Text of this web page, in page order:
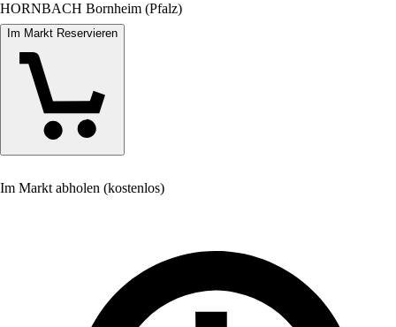
HORNBACH Bornheim (Pfalz)
Im Markt Reservieren
Im Markt abholen (kostenlos)